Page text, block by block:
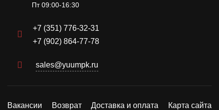
Пт 09:00-16:30
+7 (351) 776-32-31
+7 (902) 864-77-78
sales@yuumpk.ru
Вакансии Возврат Доставка и оплата
Карта сайта